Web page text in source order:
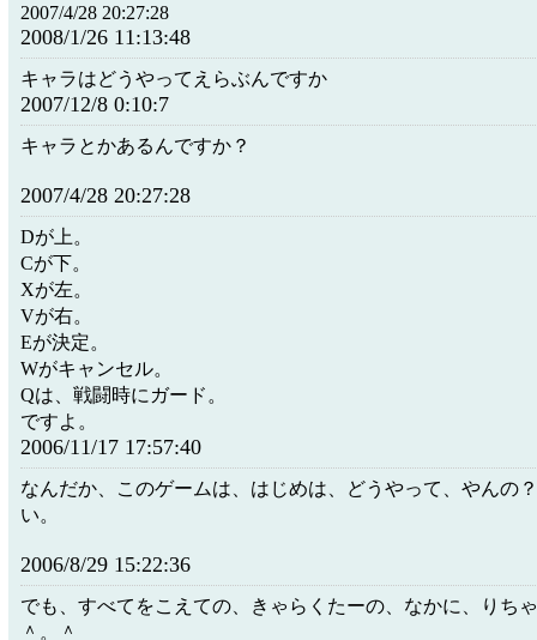
2007/4/28 20:27:28
2008/1/26 11:13:48
キャラはどうやってえらぶんですか
2007/12/8 0:10:7
キャラとかあるんですか？
2007/4/28 20:27:28
Dが上。
Cが下。
Xが左。
Vが右。
Eが決定。
Wがキャンセル。
Qは、戦闘時にガード。
ですよ。
2006/11/17 17:57:40
なんだか、このゲームは、はじめは、どうやって、やんの
い。
2006/8/29 15:22:36
でも、すべてをこえての、きゃらくたーの、なかに、りち
＾。＾